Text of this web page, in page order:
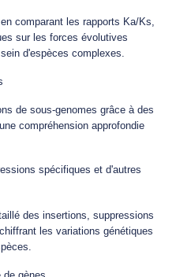
comparant les rapports Ka/Ks,
sur les forces évolutives
d'espèces complexes.
de sous-genomes grâce à des
compréhension approfondie
spécifiques et d'autres
des insertions, suppressions
les variations génétiques